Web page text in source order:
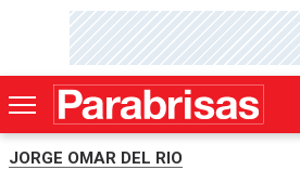
JORGE OMAR DEL RIO